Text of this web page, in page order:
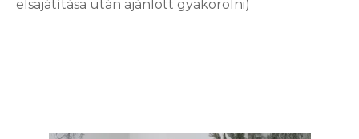
elsajátítása után ajánlott gyakorolni)